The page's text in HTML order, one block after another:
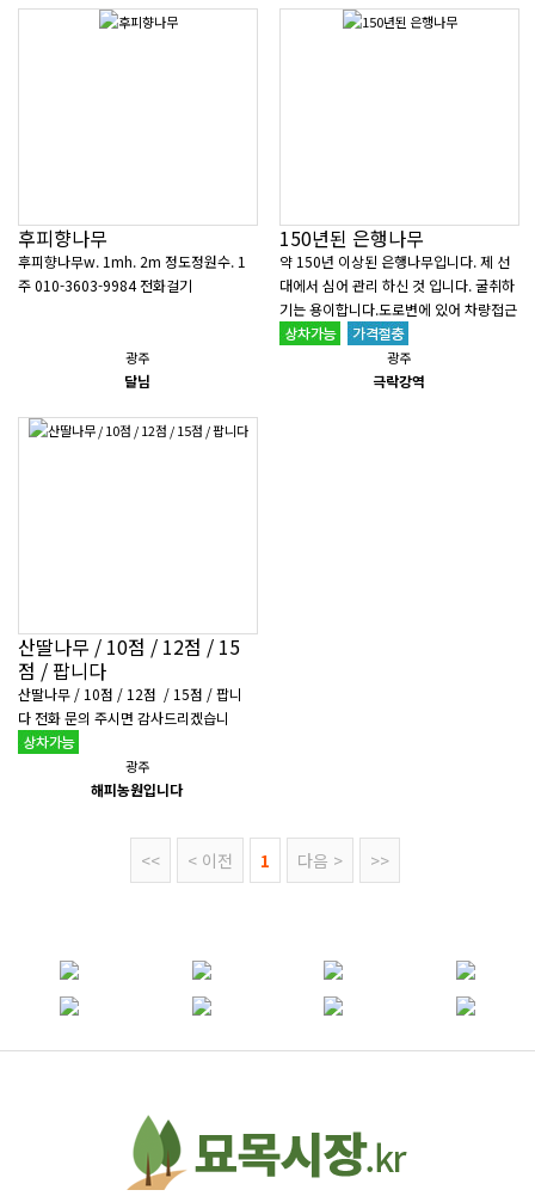
후피향나무
후피향나무w. 1mh. 2m 정도정원수. 1
주 010-3603-9984 전화걸기
광주
달님
150년된 은행나무
약 150년 이상된 은행나무입니다. 제 선
대에서 심어 관리 하신 것 입니다. 굴취하
기는 용이합니다.도로변에 있어 차량접근
이 용이합니다.자..
광주
극락강역
산딸나무 / 10점 / 12점 / 15
점 / 팝니다
산딸나무 / 10점 / 12점 / 15점 / 팝니
다 전화 문의 주시면 감사드리겠습니
다.
광주
해피농원입니다
<< < 이전 1 다음 > >>